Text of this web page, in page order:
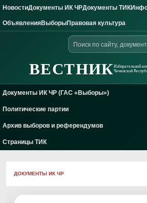
Skip to content
НовостиДокументы ИК ЧРДокументы ТИК
ОбъявленияВыборыПравовая культура
ВЕСТНИКИзбирательной
Чеченской
Поиск
по
Документы ИК ЧР (ГАС «Выборы»)
Политические партии
Архив выборов и референдумов
Страницы ТИК
ДОКУМЕНТЫ ИК ЧР